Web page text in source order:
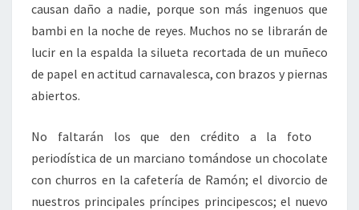
causan daño a nadie, porque son más ingenuos que
bambi en la noche de reyes. Muchos no se librarán de
lucir en la espalda la silueta recortada de un muñeco
de papel en actitud carnavalesca, con brazos y piernas
abiertos.
No faltarán los que den crédito a la foto
periodística de un marciano tomándose un chocolate
con churros en la cafetería de Ramón; el divorcio de
nuestros principales príncipes principescos; el nuevo